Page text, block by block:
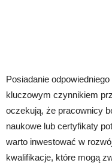
Posiadanie
kluczowym czynnikiem
oczekują, że pracownicy
naukowe lub certyfikaty
warto inwestować w
kwalifikacje, które mogą